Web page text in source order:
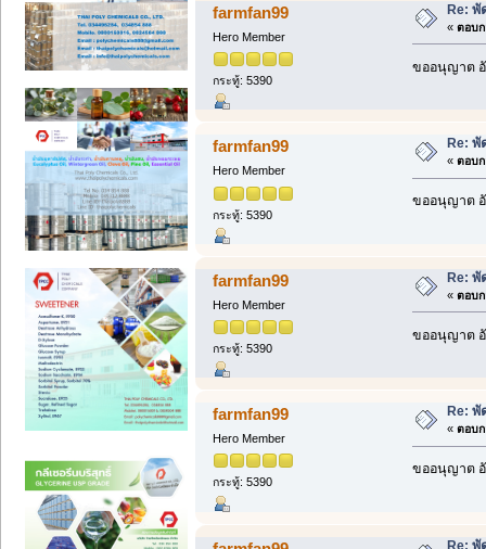
farmfan99
Hero Member
กระทู้: 5390
Re: พั
« ตอบก
ขออนุญาต
farmfan99
Hero Member
กระทู้: 5390
Re: พั
« ตอบก
ขออนุญาต
farmfan99
Hero Member
กระทู้: 5390
Re: พั
« ตอบก
ขออนุญาต
farmfan99
Hero Member
กระทู้: 5390
Re: พั
« ตอบก
ขออนุญาต
Re: พั